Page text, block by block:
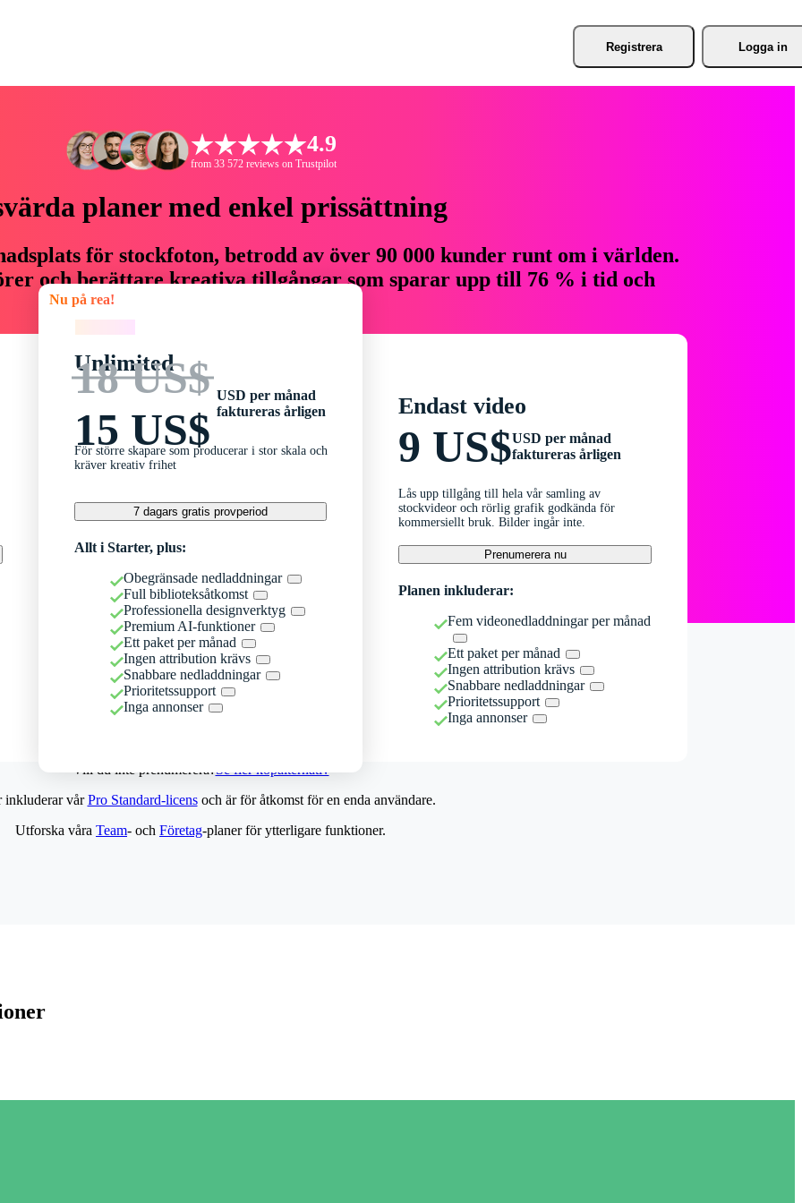
Registrera Logga in
4.9
from 33 572 reviews on Trustpilot
planer med enkel prissättning
för stockfoton, betrodd av över 90 000 kunder runt om i världen.
och berättare kreativa tillgångar som sparar upp till 76 % i tid och
Nu på rea!
Unlimited
18 US$
15 US$
USD per månad
faktureras årligen
För större skapare som producerar i stor skala och
kräver kreativ frihet
7 dagars gratis provperiod
Allt i Starter, plus:
Obegränsade nedladdningar
Full biblioteksåtkomst
Professionella designverktyg
Premium AI-funktioner
Ett paket per månad
Ingen attribution krävs
Snabbare nedladdningar
Prioritetssupport
Inga annonser
Endast video
9 US$USD per månad
faktureras årligen
Lås upp tillgång till hela vår samling av
stockvideor och rörlig grafik godkända för
kommersiellt bruk. Bilder ingår inte.
Prenumerera nu
Planen inkluderar:
Fem videonedladdningar per månad
Ett paket per månad
Ingen attribution krävs
Snabbare nedladdningar
Prioritetssupport
Inga annonser
Vill du inte prenumerera?Se fler köpalternativ
inkluderar vårPro Standard-licensoch är för åtkomst för en enda användare.
Utforska våra Team- och Företag-planer för ytterligare funktioner.